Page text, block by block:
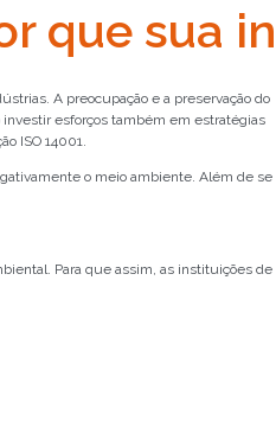
que sua
A preocupação e a preservação do
investir esforços também em estratégias
ISO 14001.
o meio ambiente. Além de se
Para que assim, as instituições de